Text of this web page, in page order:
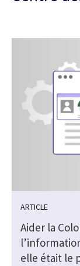
ARTICLE
Aider la
elle était le